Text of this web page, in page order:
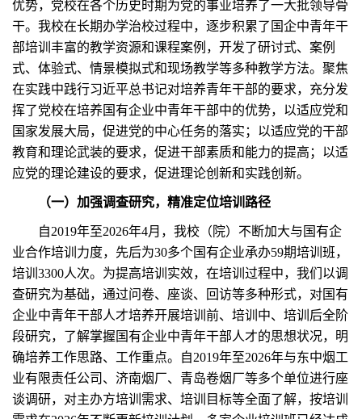
优势，党校在各个历史时期为党的事业培养了一大批领导骨
干。我校在长期办学治校过程中，逐步积累了国企中青年干
部培训丰富的教学资源和课程案例，开发了研讨式、案例
式、体验式、情景模拟式和现场教学等多种教学方法。聚焦
在实践中践行习近平总书记对培养青年干部的要求，充分发
挥了党校在培养国有企业中青年干部中的优势，以适应党和
国家发展大局，促进党的中心任务的落实；以适应党的干部
教育和理论武装的要求，促进干部素质和能力的提高；以适
应党的理论建设的要求，促进理论创新和实践创新。
（一）加强调查研究，精准定位培训路径
自2019年至2026年4月，我校（院）不断加大与国有企
业合作培训力度，先后为30多个国有企业承办59期培训班，
培训3300人次。为提高培训实效，在培训过程中，我们以调
查研究为基础，通过问卷、座谈、回访等多种形式，对国有
企业中青年干部人才培养开展培训前、培训中、培训后全阶
段研究，了解掌握国有企业中青年干部人才的思想状况，明
确培养工作思路、工作重点。自2019年至2026年与东中烟工
业有限责任公司、济南烟厂、青岛卷烟厂等多个单位进行座
谈调研，对主办方培训需求、培训目标等全面了解，按培训